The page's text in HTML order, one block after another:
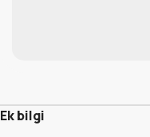
Ek bilgi